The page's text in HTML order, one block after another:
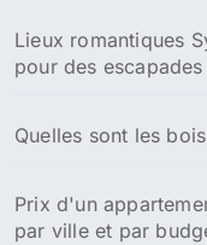
Lieux romantiques
pour des
Quelles sont les
Prix d'un
par ville et par